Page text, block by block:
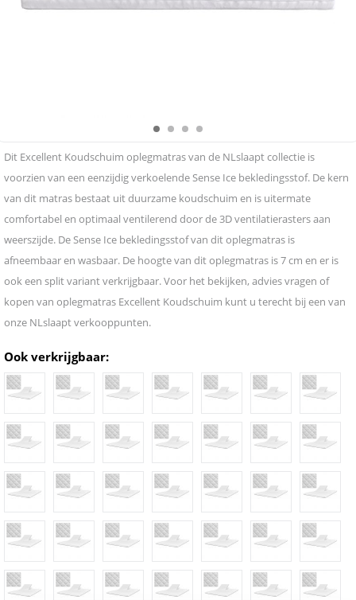
Dit Excellent Koudschuim oplegmatras van de NLslaapt collectie is
voorzien van een eenzijdig verkoelende Sense Ice bekledingsstof. De kern
van dit matras bestaat uit duurzame koudschuim en is uitermate
comfortabel en optimaal ventilerend door de 3D ventilatierasters aan
weerszijde. De Sense Ice bekledingsstof van dit oplegmatras is
afneembaar en wasbaar. De hoogte van dit oplegmatras is 7 cm en er is
ook een split variant verkrijgbaar. Voor het bekijken, advies vragen of
kopen van oplegmatras Excellent Koudschuim kunt u terecht bij een van
onze NLslaapt verkooppunten.
Ook verkrijgbaar: